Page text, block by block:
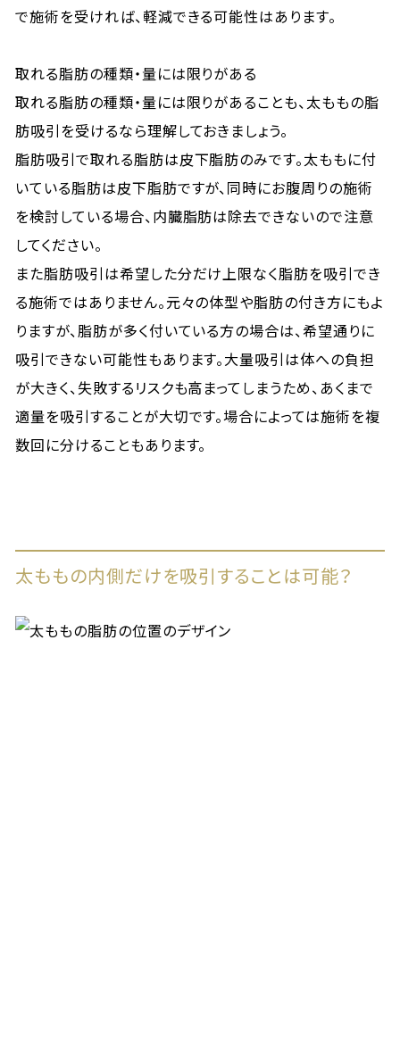
で施術を受ければ、軽減できる可能性はあります。
取れる脂肪の種類・量には限りがある
取れる脂肪の種類・量には限りがあることも、太ももの脂
肪吸引を受けるなら理解しておきましょう。
脂肪吸引で取れる脂肪は皮下脂肪のみです。太ももに付
いている脂肪は皮下脂肪ですが、同時にお腹周りの施術
を検討している場合、内臓脂肪は除去できないので注意
してください。
また脂肪吸引は希望した分だけ上限なく脂肪を吸引でき
る施術ではありません。元々の体型や脂肪の付き方にもよ
りますが、脂肪が多く付いている方の場合は、希望通りに
吸引できない可能性もあります。大量吸引は体への負担
が大きく、失敗するリスクも高まってしまうため、あくまで
適量を吸引することが大切です。場合によっては施術を複
数回に分けることもあります。
太ももの内側だけを吸引することは可能？